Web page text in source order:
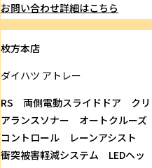
お問い合わせ詳細はこちら
枚方本店
ダイハツ アトレー
RS 両側電動スライドドア クリ
アランスソナー オートクルーズ
コントロール レーンアシスト
衝突被害軽減システム LEDヘッ